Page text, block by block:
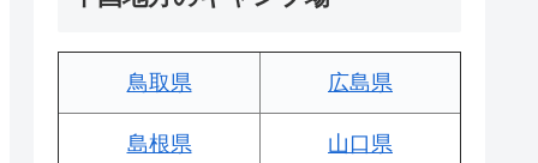
鳥取県 広島県
島根県 山口県